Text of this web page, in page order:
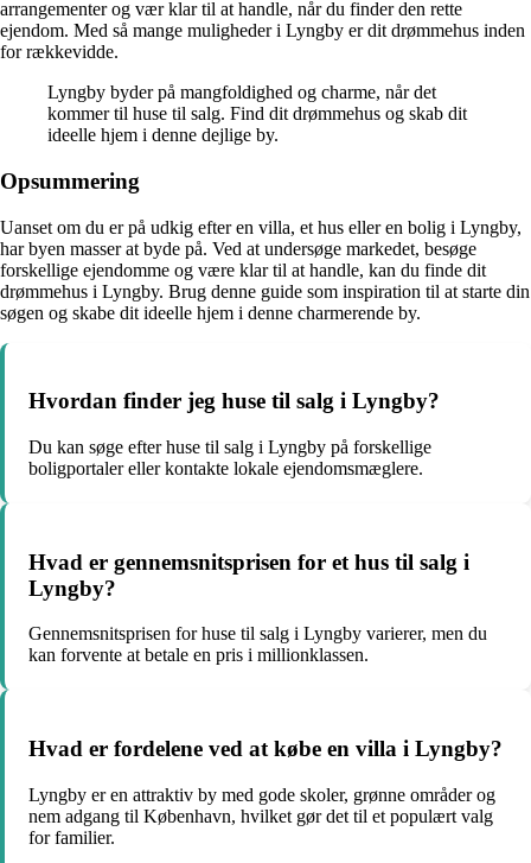
arrangementer og vær klar til at handle, når du finder den rette
ejendom. Med så mange muligheder i Lyngby er dit drømmehus inden
for rækkevidde.
Lyngby byder på mangfoldighed og charme, når det
kommer til huse til salg. Find dit drømmehus og skab dit
ideelle hjem i denne dejlige by.
Opsummering
Uanset om du er på udkig efter en villa, et hus eller en bolig i Lyngby,
har byen masser at byde på. Ved at undersøge markedet, besøge
forskellige ejendomme og være klar til at handle, kan du finde dit
drømmehus i Lyngby. Brug denne guide som inspiration til at starte din
søgen og skabe dit ideelle hjem i denne charmerende by.
Hvordan finder jeg huse til salg i Lyngby?
Du kan søge efter huse til salg i Lyngby på forskellige
boligportaler eller kontakte lokale ejendomsmæglere.
Hvad er gennemsnitsprisen for et hus til salg i
Lyngby?
Gennemsnitsprisen for huse til salg i Lyngby varierer, men du
kan forvente at betale en pris i millionklassen.
Hvad er fordelene ved at købe en villa i Lyngby?
Lyngby er en attraktiv by med gode skoler, grønne områder og
nem adgang til København, hvilket gør det til et populært valg
for familier.